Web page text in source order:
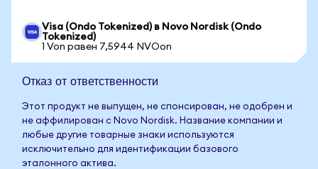
Visa (Ondo Tokenized) в Novo Nordisk (Ondo
Tokenized)
1 Von равен 7,5944 NVOon
Отказ от ответственности
Этот продукт не выпущен, не спонсирован, не одобрен и
не аффилирован с Novo Nordisk. Название компании и
любые другие товарные знаки используются
исключительно для идентификации базового
эталонного актива.